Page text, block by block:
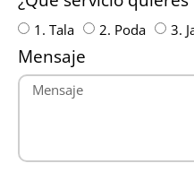
1. Tala 2. Poda 3.
Mensaje